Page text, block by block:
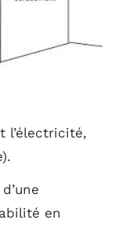
l’électricité,
en